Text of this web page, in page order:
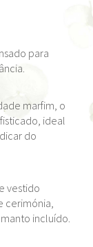
para
marfim, o
ideal
do
vestido
cerimónia,
incluído.